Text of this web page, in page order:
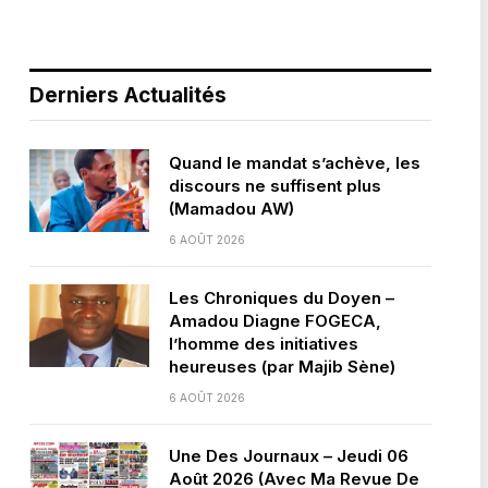
Derniers Actualités
Quand le mandat s’achève, les
discours ne suffisent plus
(Mamadou AW)
6 AOÛT 2026
Les Chroniques du Doyen –
Amadou Diagne FOGECA,
l’homme des initiatives
heureuses (par Majib Sène)
6 AOÛT 2026
Une Des Journaux – Jeudi 06
Août 2026 (Avec Ma Revue De